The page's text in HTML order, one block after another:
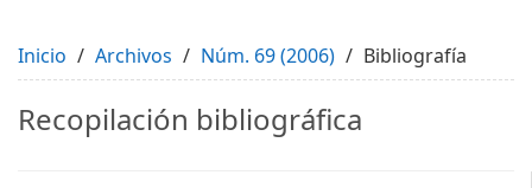
Inicio Archivos Núm. 69 (2006) Bibliografía
Recopilación bibliográfica